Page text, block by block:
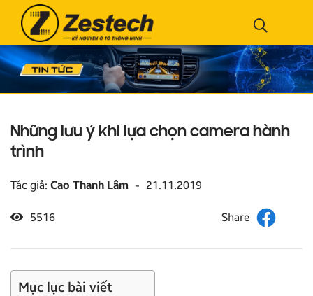
Những lưu ý khi lựa chọn camera hành
trình
Tác giả: Cao Thanh Lâm - 21.11.2019
5516
Mục lục bài viết